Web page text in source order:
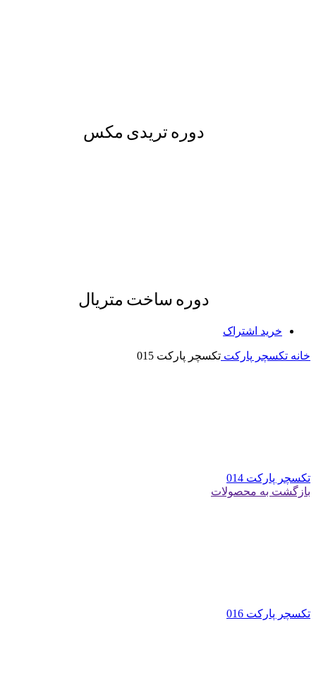
دوره تریدی مکس
دوره ساخت متریال
خرید اشتراک
خانه تکسچر پارکت تکسچر پارکت 015
تکسچر پارکت 014
بازگشت به محصولات
تکسچر پارکت 016